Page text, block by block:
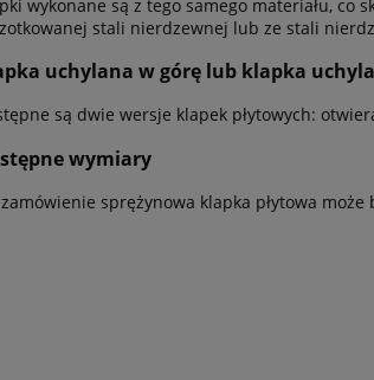
wykonane są z tego samego materiału, co
stali nierdzewnej lub ze stali
uchylana w górę lub klapka
są dwie wersje klapek płytowych:
wymiary
sprężynowa klapka płytowa